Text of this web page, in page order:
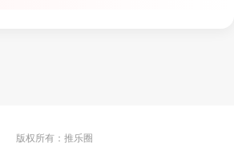
版权所有：推乐圈